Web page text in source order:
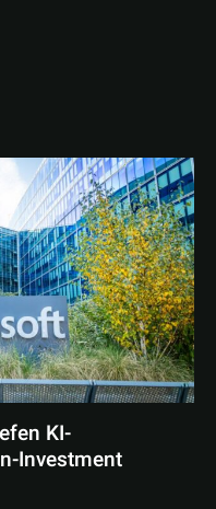
KI-
Investment